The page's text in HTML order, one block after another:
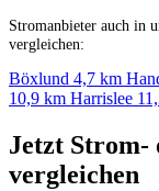
Stromanbieter auch in
vergleichen:
Böxlund 4,7 km
10,9 km Harrislee
Jetzt Strom-
vergleichen